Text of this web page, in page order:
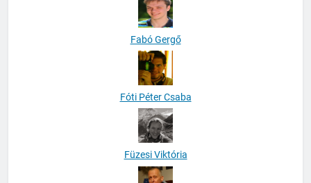
Fabó Gergő
Fóti Péter Csaba
Füzesi Viktória